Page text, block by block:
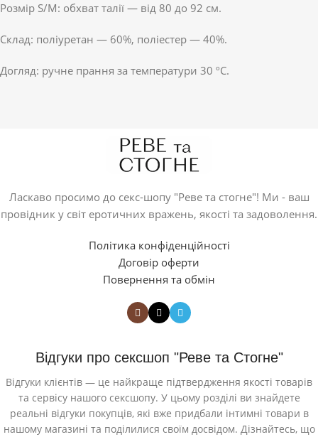
Розмір S/M: обхват талії — від 80 до 92 см.
Склад: поліуретан — 60%, поліестер — 40%.
Догляд: ручне прання за температури 30 ºС.
Ласкаво просимо до секс-шопу "Реве та стогне"! Ми - ваш
провідник у світ еротичних вражень, якості та задоволення.
Політика конфіденційності
Договір оферти
Повернення та обмін
Відгуки про сексшоп "Реве та Стогне"
Відгуки клієнтів — це найкраще підтвердження якості товарів
та сервісу нашого сексшопу. У цьому розділі ви знайдете
реальні відгуки покупців, які вже придбали інтимні товари в
нашому магазині та поділилися своїм досвідом. Дізнайтесь, що